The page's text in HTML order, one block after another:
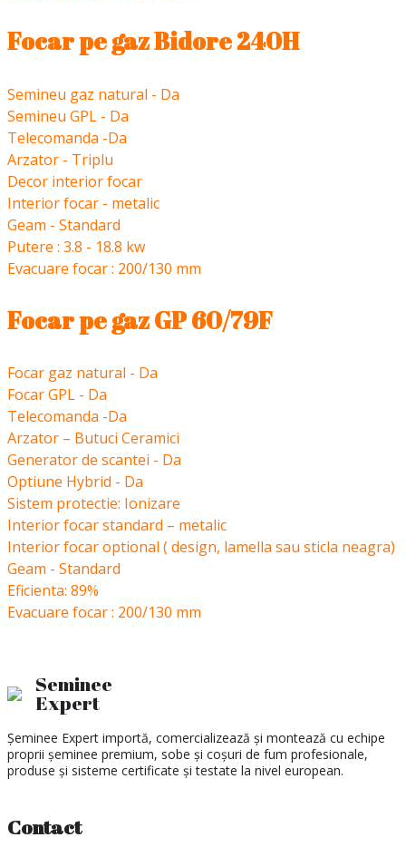
Focar pe gaz Bidore 240H
Semineu gaz natural - Da
Semineu GPL - Da
Telecomanda -Da
Arzator - Triplu
Decor interior focar
Interior focar - metalic
Geam - Standard
Putere : 3.8 - 18.8 kw
Evacuare focar : 200/130 mm
Focar pe gaz GP 60/79F
Focar gaz natural - Da
Focar GPL - Da
Telecomanda -Da
Arzator – Butuci Ceramici
Generator de scantei - Da
Optiune Hybrid - Da
Sistem protectie: Ionizare
Interior focar standard – metalic
Interior focar optional ( design, lamella sau sticla neagra)
Geam - Standard
Eficienta: 89%
Evacuare focar : 200/130 mm
Seminee
Expert
Șeminee Expert importă, comercializează și montează cu echipe
proprii șeminee premium, sobe și coșuri de fum profesionale,
produse și sisteme certificate și testate la nivel european.
Contact